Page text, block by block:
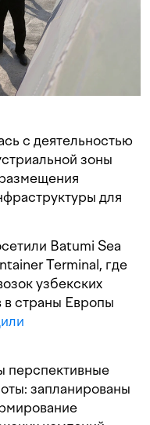
с деятельностью
зоны
для
Batumi Sea
Terminal, где
узбекских
в страны Европы
перспективные
запланированы